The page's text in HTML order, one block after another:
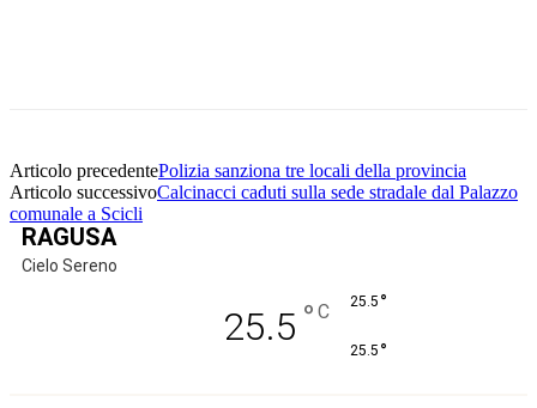
Articolo precedentePolizia sanziona tre locali della provincia
Articolo successivoCalcinacci caduti sulla sede stradale dal Palazzo
comunale a Scicli
RAGUSA
Cielo Sereno
25.5 ° C 25.5 °
25.5 °